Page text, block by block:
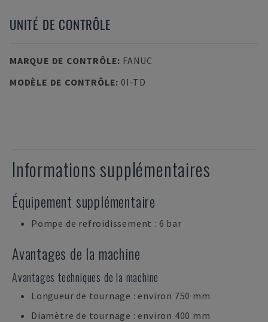
UNITÉ DE CONTRÔLE
MARQUE DE CONTRÔLE: FANUC
MODÈLE DE CONTRÔLE: 0I-TD
Informations supplémentaires
Équipement supplémentaire
Pompe de refroidissement : 6 bar
Avantages de la machine
Avantages techniques de la machine
Longueur de tournage : environ 750 mm
Diamètre de tournage : environ 400 mm